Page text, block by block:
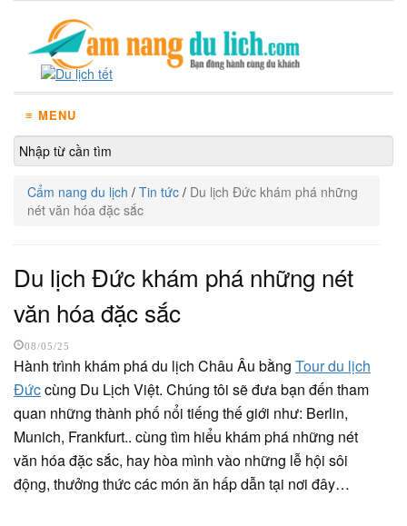
≡ MENU
Cẩm nang du lịch / Tin tức / Du lịch Đức khám phá những
nét văn hóa đặc sắc
Du lịch Đức khám phá những nét
văn hóa đặc sắc
08/05/25
Hành trình khám phá du lịch Châu Âu bằng Tour du lịch
Đứccùng Du Lịch Việt. Chúng tôi sẽ đưa bạn đến tham
quan những thành phố nổi tiếng thế giới như: Berlin,
Munich, Frankfurt.. cùng tìm hiểu khám phá những nét
văn hóa đặc sắc, hay hòa mình vào những lễ hội sôi
động, thưởng thức các món ăn hấp dẫn tại nơi đây…